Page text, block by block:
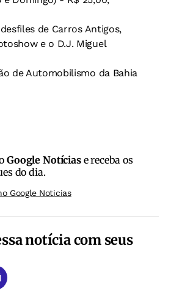
de Carros Antigos,
e o D.J. Miguel
de Automobilismo da Bahia
Google Notíciase receba os
do dia.
Google Noticias
notícia com seus